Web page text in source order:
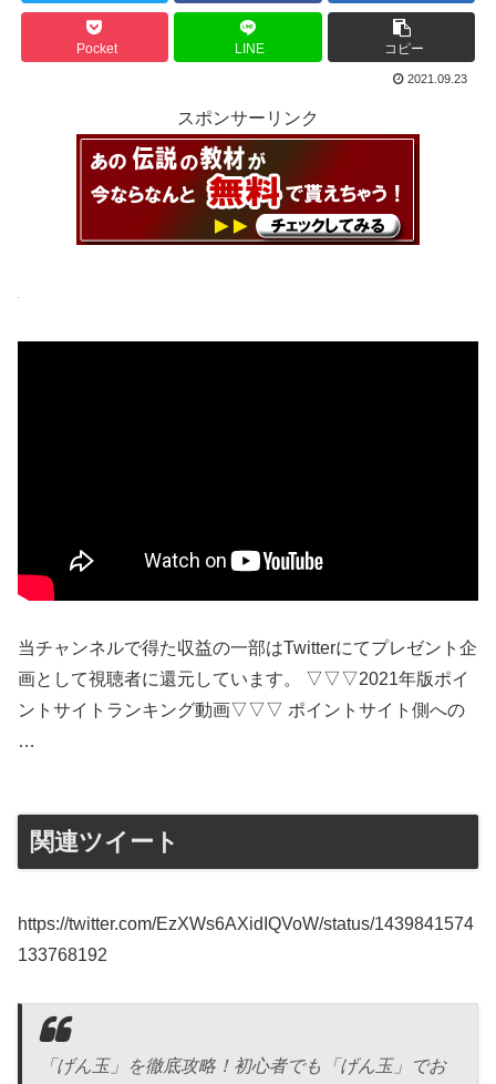
Pocket LINE コピー
2021.09.23
スポンサーリンク
当チャンネルで得た収益の一部はTwitterにてプレゼント企
画として視聴者に還元しています。 ▽▽▽2021年版ポイ
ントサイトランキング動画▽▽▽ ポイントサイト側への
…
関連ツイート
https://twitter.com/EzXWs6AXidIQVoW/status/1439841574
133768192
「げん玉」を徹底攻略！初心者でも「げん玉」でお